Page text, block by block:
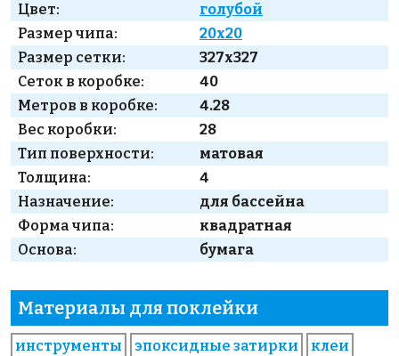
Цвет:
голубой
Размер чипа:
20x20
Размер сетки:
327x327
Сеток в коробке:
40
Метров в коробке:
4.28
Вес коробки:
28
Тип поверхности:
матовая
Толщина:
4
Назначение:
для бассейна
Форма чипа:
квадратная
Основа:
бумага
Материалы для поклейки
инструменты эпоксидные затирки
клеи